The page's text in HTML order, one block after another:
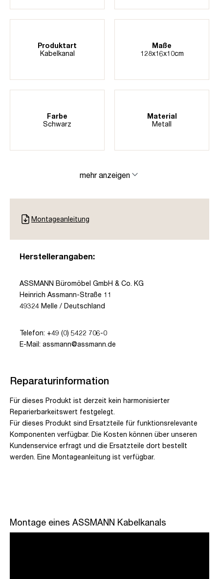
Produktart
Kabelkanal
Maße
128x16x10cm
Farbe
Schwarz
Material
Metall
mehr anzeigen
Montageanleitung
Herstellerangaben:
ASSMANN Büromöbel GmbH & Co. KG
Heinrich Assmann-Straße 11
49324 Melle / Deutschland
Telefon: +49 (0) 5422 706-0
E-Mail: assmann@assmann.de
Reparaturinformation
Für dieses Produkt ist derzeit kein harmonisierter
Reparierbarkeitswert festgelegt.
Für dieses Produkt sind Ersatzteile für funktionsrelevante
Komponenten verfügbar. Die Kosten können über unseren
Kundenservice erfragt und die Ersatzteile dort bestellt
werden. Eine Montageanleitung ist verfügbar.
Montage eines ASSMANN Kabelkanals